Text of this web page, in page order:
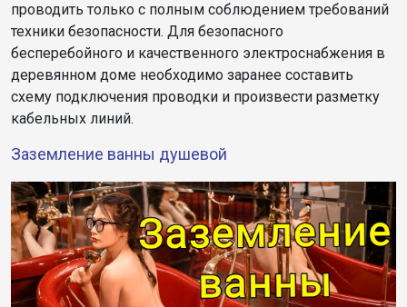
проводить только с полным соблюдением требований
техники безопасности. Для безопасного
бесперебойного и качественного электроснабжения в
деревянном доме необходимо заранее составить
схему подключения проводки и произвести разметку
кабельных линий.
Заземление ванны душевой